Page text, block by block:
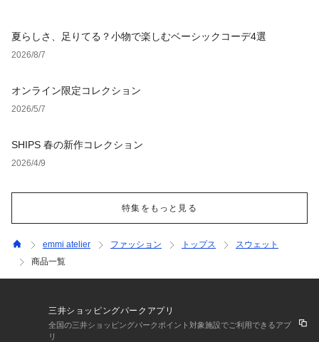
夏らしさ、足りてる？小物で楽しむベーシックコーデ4選
2026/8/7
オンライン限定コレクション
2026/5/7
SHIPS 春の新作コレクション
2026/4/9
特集をもっと見る
emmi atelier ファッション トップス
スウェット
商品一覧
三井ショッピングパークアプリ
全国の三井ショッピングパークポイント対象施設でご利用できるアプ
リ